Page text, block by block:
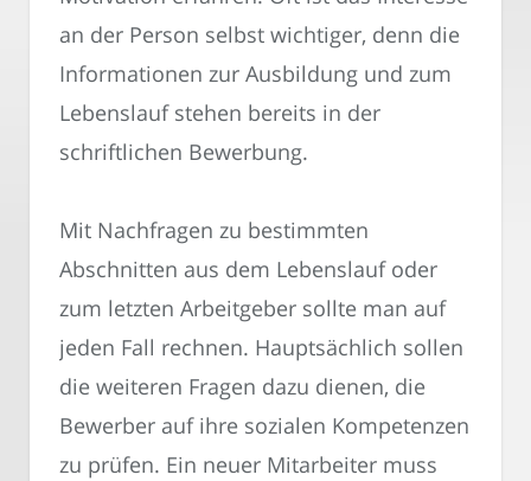
an der Person selbst wichtiger, denn die
Informationen zur Ausbildung und zum
Lebenslauf stehen bereits in der
schriftlichen Bewerbung.
Mit Nachfragen zu bestimmten
Abschnitten aus dem Lebenslauf oder
zum letzten Arbeitgeber sollte man auf
jeden Fall rechnen. Hauptsächlich sollen
die weiteren Fragen dazu dienen, die
Bewerber auf ihre sozialen Kompetenzen
zu prüfen. Ein neuer Mitarbeiter muss